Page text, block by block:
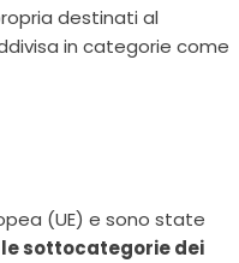
destinati al
in categorie come
(UE) e sono state
sottocategorie dei